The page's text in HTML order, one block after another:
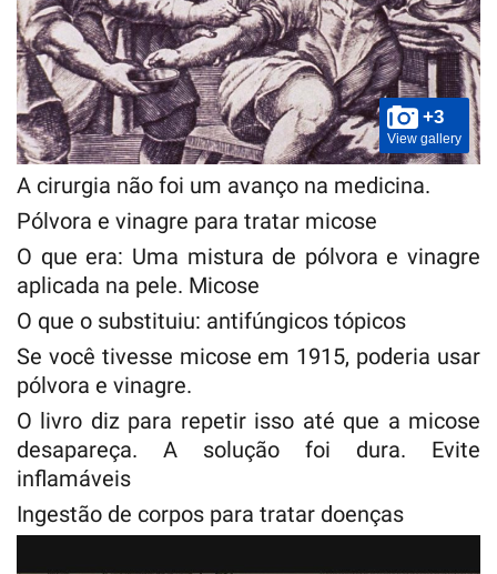
+3
View gallery
A cirurgia não foi um avanço na medicina.
Pólvora e vinagre para tratar micose
O que era: Uma mistura de pólvora e vinagre
aplicada na pele. Micose
O que o substituiu: antifúngicos tópicos
Se você tivesse micose em 1915, poderia usar
pólvora e vinagre.
O livro diz para repetir isso até que a micose
desapareça. A solução foi dura. Evite
inflamáveis
Ingestão de corpos para tratar doenças